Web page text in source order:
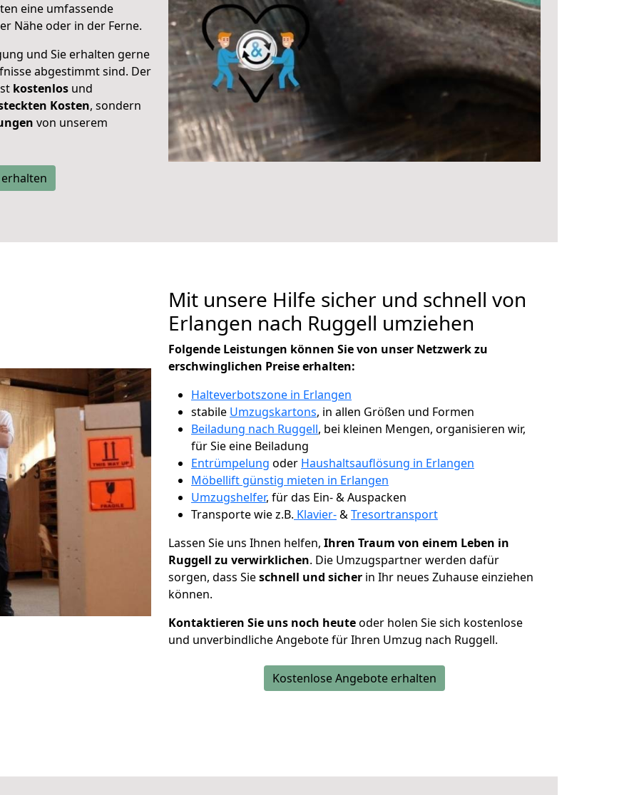
eine umfassende
Nähe oder in der Ferne.
und Sie erhalten gerne
abgestimmt sind. Der
kostenlos und
Kosten, sondern
von unserem
Mit unsere Hilfe sicher und schnell von
Erlangen nach Ruggell umziehen
Folgende Leistungen können Sie von unser Netzwerk zu
erschwinglichen Preise erhalten:
Halteverbotszone in Erlangen
stabile Umzugskartons, in allen Größen und Formen
Beiladung nach Ruggell, bei kleinen Mengen, organisieren wir,
für Sie eine Beiladung
Entrümpelung oder Haushaltsauflösung in Erlangen
Möbellift günstig mieten in Erlangen
Umzugshelfer, für das Ein- & Auspacken
Transporte wie z.B. Klavier-&Tresortransport
Lassen Sie uns Ihnen helfen, Ihren Traum von einem Leben in
Ruggell zu verwirklichen. Die Umzugspartner werden dafür
sorgen, dass Sieschnell und sicher in Ihr neues Zuhause einziehen
können.
Kontaktieren Sie uns noch heuteoder holen Sie sich kostenlose
und unverbindliche Angebote für Ihren Umzug nach Ruggell.
Kostenlose Angebote erhalten